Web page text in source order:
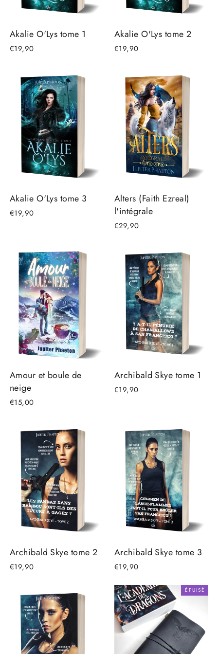
Akalie O'Lys tome 1
€19,90
Akalie O'Lys tome 2
€19,90
Akalie O'Lys tome 3
€19,90
Alters (Faith Ezreal)
l'intégrale
€29,90
Amour et boule de
neige
€15,00
Archibald Skye tome 1
€19,90
Archibald Skye tome 2
€19,90
Archibald Skye tome 3
€19,90
ÉPUISÉ